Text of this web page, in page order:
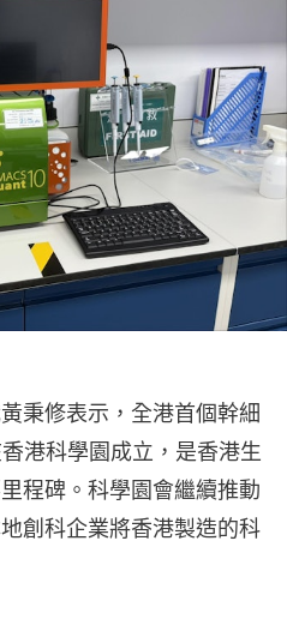
秉修表示，全港首個幹細
港科學園成立，是香港生
程碑。科學園會繼續推動
創科企業將香港製造的科